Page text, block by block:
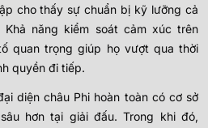
cho thấy sự chuẩn bị kỹ lưỡng cả
năng kiểm soát cảm xúc trên
quan trọng giúp họ vượt qua thời
quyền đi tiếp.
diện châu Phi hoàn toàn có cơ sở
hơn tại giải đấu. Trong khi đó,